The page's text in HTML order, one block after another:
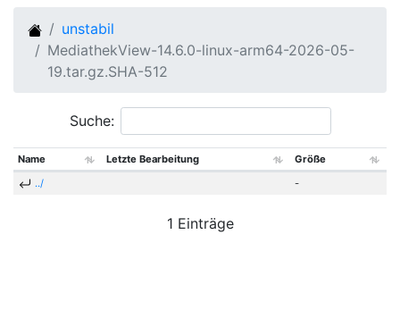
unstabil
MediathekView-14.6.0-linux-arm64-2026-05-
19.tar.gz.SHA-512
Suche:
Name Letzte Bearbeitung
Größe
../
-
1 Einträge